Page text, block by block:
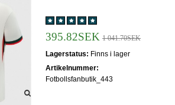
395.82SEK 1 041.70SEK
Lagerstatus: Finns i lager
Artikelnummer:
Fotbollsfanbutik_443